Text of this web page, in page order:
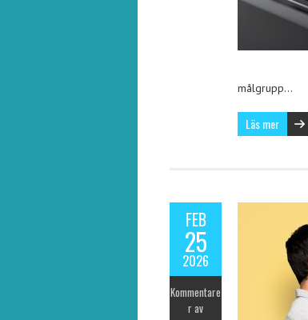
målgrupp…
Läs mer
FEB
25
2026
Kommentare
r av